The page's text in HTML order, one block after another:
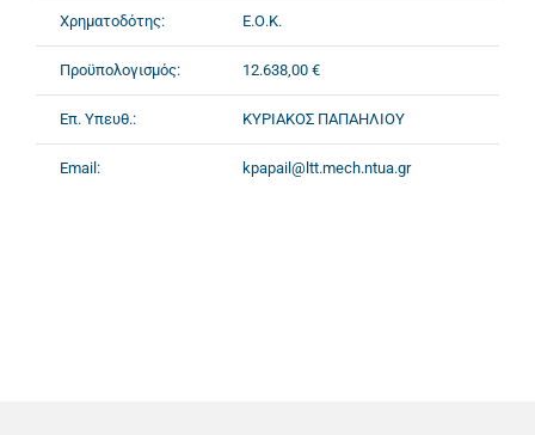
Χρηματοδότης: Ε.Ο.Κ.
Προϋπολογισμός: 12.638,00 €
Επ. Υπευθ.: ΚΥΡΙΑΚΟΣ ΠΑΠΑΗΛΙΟΥ
Email: kpapail@ltt.mech.ntua.gr